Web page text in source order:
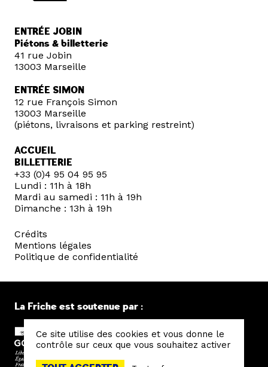
ENTRÉE JOBIN
Piétons & billetterie
41 rue Jobin
13003 Marseille
ENTRÉE SIMON
12 rue François Simon
13003 Marseille
(piétons, livraisons et parking restreint)
ACCUEIL
BILLETTERIE
+33 (0)4 95 04 95 95
Lundi : 11h à 18h
Mardi au samedi : 11h à 19h
Dimanche : 13h à 19h
Crédits
Mentions légales
Politique de confidentialité
La Friche est soutenue par :
Ce site utilise des cookies et vous donne le
contrôle sur ceux que vous souhaitez activer